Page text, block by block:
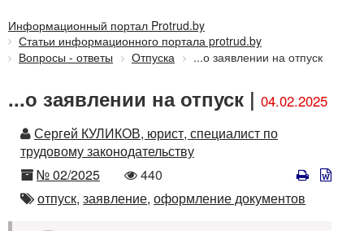
Информационный портал Protrud.by
Статьи информационного портала protrud.by
Вопросы - ответы
Отпуска ...о заявлении на отпуск
...о заявлении на отпуск | 04.02.2025
Автор
Сергей КУЛИКОВ, юрист, специалист по
трудовому законодательству
Номер
№ 02/2025
Количество
просмотров
440
Автор
отпуск, заявление, оформление документов